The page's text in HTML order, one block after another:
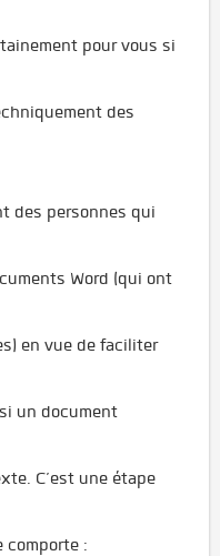
pour vous si
des
des personnes qui
Word (qui ont
en vue de faciliter
un document
C’est une étape
comporte :